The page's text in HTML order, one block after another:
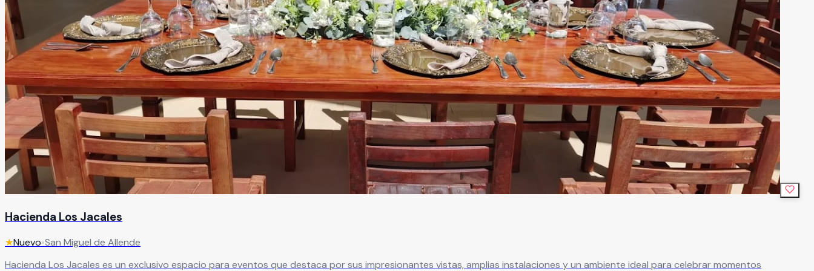
Hacienda Los Jacales
★Nuevo•San Miguel de Allende
Hacienda Los Jacales es un exclusivo espacio para eventos que destaca por sus impresionantes vistas, amplias instalaciones y un ambiente ideal para celebrar momentos